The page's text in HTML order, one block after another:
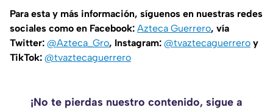
Para esta y más información, síguenos en nuestras redes
sociales como en Facebook: Azteca Guerrero, vía
Twitter: @Azteca_Gro, Instagram: @tvaztecaguerrero y
TikTok: @tvaztecaguerrero
¡No te pierdas nuestro contenido, sigue a